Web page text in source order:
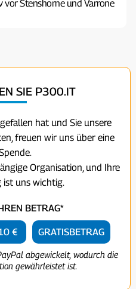
vor Stenshorne und Varrone
SIE P300.IT
hat und Sie unsere
freuen wir uns über eine
Organisation, und Ihre
uns wichtig.
BETRAG*
€ GRATISBETRAG
abgewickelt, wodurch die
gewährleistet ist.